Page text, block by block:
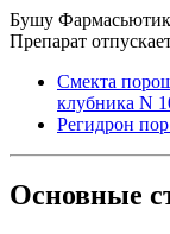
Бушу
Препарат
Смекта
клубника N
Регидрон
Основные